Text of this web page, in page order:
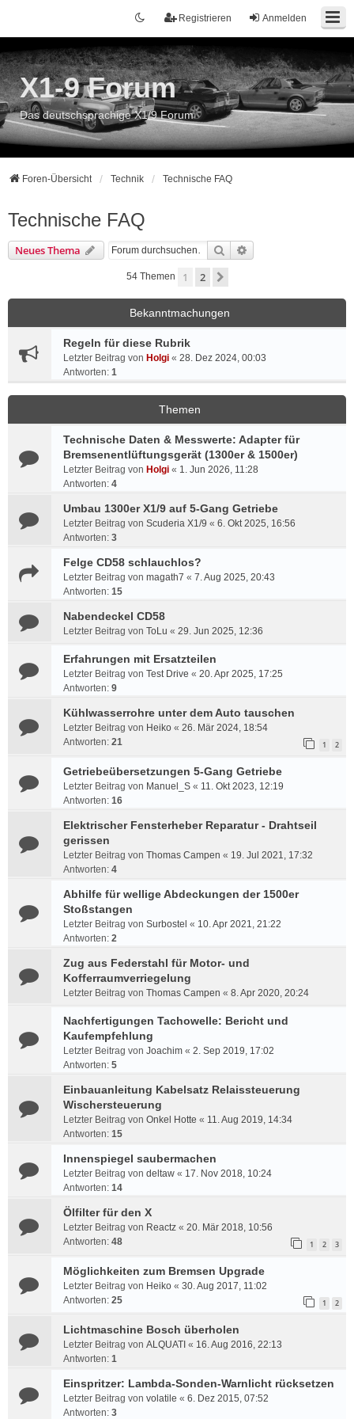
Anmelden
Registrieren
X1-9 Forum
Das deutschsprachige X1/9 Forum
Foren-Übersicht Technik Technische FAQ
Technische FAQ
Neues Thema Suche
54 Themen 1 2
Bekanntmachungen
Regeln für diese Rubrik
Letzter Beitrag von Holgi « 28. Dez 2024, 00:03
Antworten: 1
Themen
Technische Daten & Messwerte: Adapter für
Bremsenentlüftungsgerät (1300er & 1500er)
Letzter Beitrag von Holgi « 1. Jun 2026, 11:28
Antworten: 4
Umbau 1300er X1/9 auf 5-Gang Getriebe
Letzter Beitrag von Scuderia X1/9 « 6. Okt 2025, 16:56
Antworten: 3
Felge CD58 schlauchlos?
Letzter Beitrag von magath7 « 7. Aug 2025, 20:43
Antworten: 15
Nabendeckel CD58
Letzter Beitrag von ToLu « 29. Jun 2025, 12:36
Erfahrungen mit Ersatzteilen
Letzter Beitrag von Test Drive « 20. Apr 2025, 17:25
Antworten: 9
Kühlwasserrohre unter dem Auto tauschen
Letzter Beitrag von Heiko « 26. Mär 2024, 18:54
Antworten: 21 1 2
Getriebeübersetzungen 5-Gang Getriebe
Letzter Beitrag von Manuel_S « 11. Okt 2023, 12:19
Antworten: 16
Elektrischer Fensterheber Reparatur - Drahtseil
gerissen
Letzter Beitrag von Thomas Campen « 19. Jul 2021, 17:32
Antworten: 4
Abhilfe für wellige Abdeckungen der 1500er
Stoßstangen
Letzter Beitrag von Surbostel « 10. Apr 2021, 21:22
Antworten: 2
Zug aus Federstahl für Motor- und
Kofferraumverriegelung
Letzter Beitrag von Thomas Campen « 8. Apr 2020, 20:24
Nachfertigungen Tachowelle: Bericht und
Kaufempfehlung
Letzter Beitrag von Joachim « 2. Sep 2019, 17:02
Antworten: 5
Einbauanleitung Kabelsatz Relaissteuerung
Wischersteuerung
Letzter Beitrag von Onkel Hotte « 11. Aug 2019, 14:34
Antworten: 15
Innenspiegel saubermachen
Letzter Beitrag von deltaw « 17. Nov 2018, 10:24
Antworten: 14
Ölfilter für den X
Letzter Beitrag von Reactz « 20. Mär 2018, 10:56
Antworten: 48 1 2 3
Möglichkeiten zum Bremsen Upgrade
Letzter Beitrag von Heiko « 30. Aug 2017, 11:02
Antworten: 25 1 2
Lichtmaschine Bosch überholen
Letzter Beitrag von ALQUATI « 16. Aug 2016, 22:13
Antworten: 1
Einspritzer: Lambda-Sonden-Warnlicht rücksetzen
Letzter Beitrag von volatile « 6. Dez 2015, 07:52
Antworten: 3